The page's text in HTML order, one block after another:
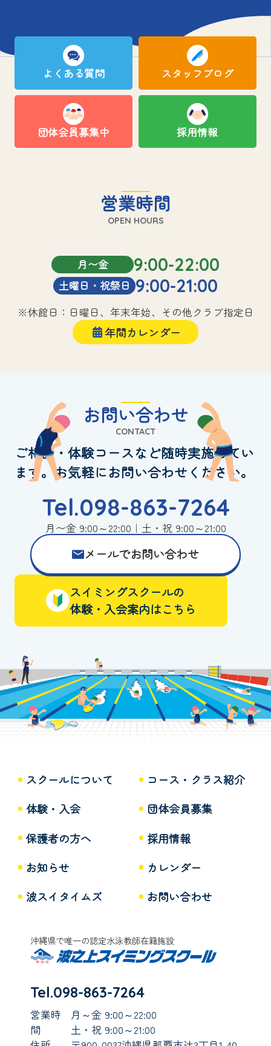
よくある質問 スタッフブログ
団体会員募集中 採用情報
営業時間
OPEN HOURS
月〜金 9:00-22:00
土曜日・祝祭日 9:00-21:00
※休館日：日曜日、年末年始、その他クラブ指定日
年間カレンダー
お問い合わせ
CONTACT
ご相談・体験コースなど随時実施してい
ます。お気軽にお問い合わせください。
Tel.098-863-7264
月〜金 9:00～22:00｜土・祝 9:00～21:00
メールでお問い合わせ
スイミングスクールの
体験・入会案内はこちら
スクールについて
コース・クラス紹介
体験・入会
団体会員募集
保護者の方へ
採用情報
お知らせ
カレンダー
波スイタイムズ
お問い合わせ
沖縄県で唯一の認定水泳教師在籍施設
Tel.098-863-7264
営業時
間
月～金 9:00～22:00
土・祝 9:00～21:00